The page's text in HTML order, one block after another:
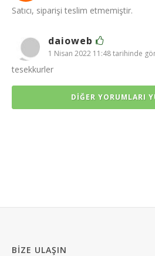
Satıcı, siparişi teslim etmemiştir.
daioweb
1 Nisan 2022 11:48 tarihinde
tesekkurler
DIĞER YORUMLARI
BIZE ULAŞIN